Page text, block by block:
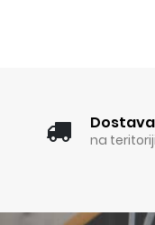
Dostava
na